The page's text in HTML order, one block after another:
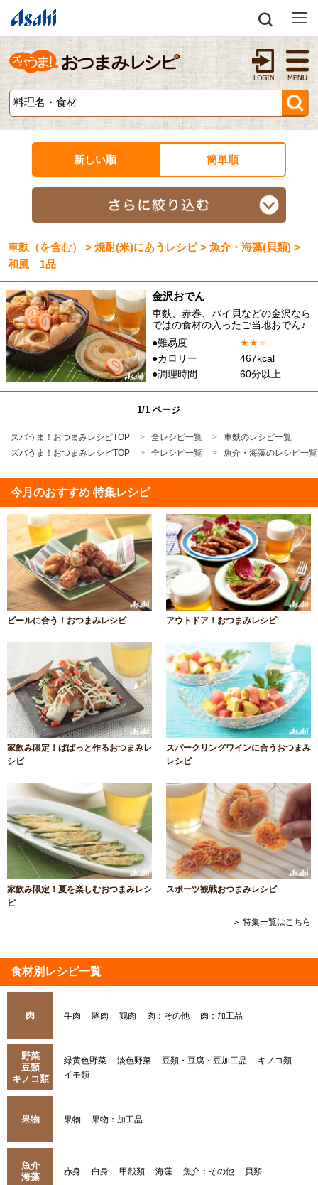
新しい順 簡単順
車麩（を含む） > 焼酎(米)にあうレシピ > 魚介・海藻(貝類) >
和風 1品
金沢おでん
車麩、赤巻、バイ貝などの金沢なら
ではの食材の入ったご当地おでん♪
●難易度
★★★
●カロリー
467kcal
●調理時間
60分以上
1/1 ページ
ズバうま！おつまみレシピTOP 全レシピ一覧
車麩のレシピ一覧
ズバうま！おつまみレシピTOP
全レシピ一覧 魚介・海藻のレシピ一覧
今月のおすすめ 特集レシピ
ビールに合う！おつまみレシピ アウトドア！おつまみレシピ
家飲み限定！ぱぱっと作るおつまみレ
シピ
スパークリングワインに合うおつまみ
レシピ
家飲み限定！夏を楽しむおつまみレシ
ピ
スポーツ観戦おつまみレシピ
＞ 特集一覧はこちら
食材別レシピ一覧
肉 牛肉 豚肉 鶏肉 肉：その他 肉：加工品
野菜
豆類
キノコ類
緑黄色野菜 淡色野菜 豆類・豆腐・豆加工品
キノコ類
イモ類
果物 果物 果物：加工品
魚介
海藻
赤身 白身 甲殻類 海藻 魚介：その他 貝類